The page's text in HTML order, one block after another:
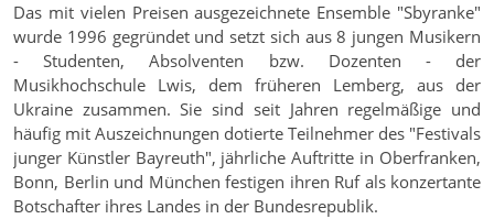
Das mit vielen Preisen ausgezeichnete Ensemble "Sbyranke"
wurde 1996 gegründet und setzt sich aus 8 jungen Musikern
- Studenten, Absolventen bzw. Dozenten - der
Musikhochschule Lwis, dem früheren Lemberg, aus der
Ukraine zusammen. Sie sind seit Jahren regelmäßige und
häufig mit Auszeichnungen dotierte Teilnehmer des "Festivals
junger Künstler Bayreuth", jährliche Auftritte in Oberfranken,
Bonn, Berlin und München festigen ihren Ruf als konzertante
Botschafter ihres Landes in der Bundesrepublik.